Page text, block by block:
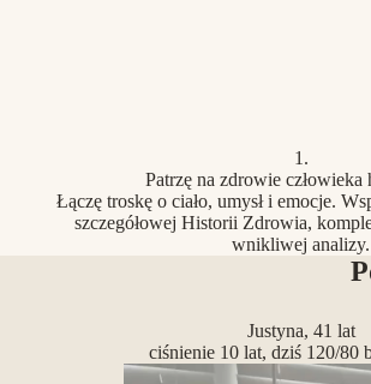
1.
Patrzę na zdrowie człowieka
Łączę troskę o ciało, umysł i emocje.
szczegółowej Historii Zdrowia,
wnikliwej analizy.
Justyna, 41 lat
ciśnienie 10 lat, dziś 120/80